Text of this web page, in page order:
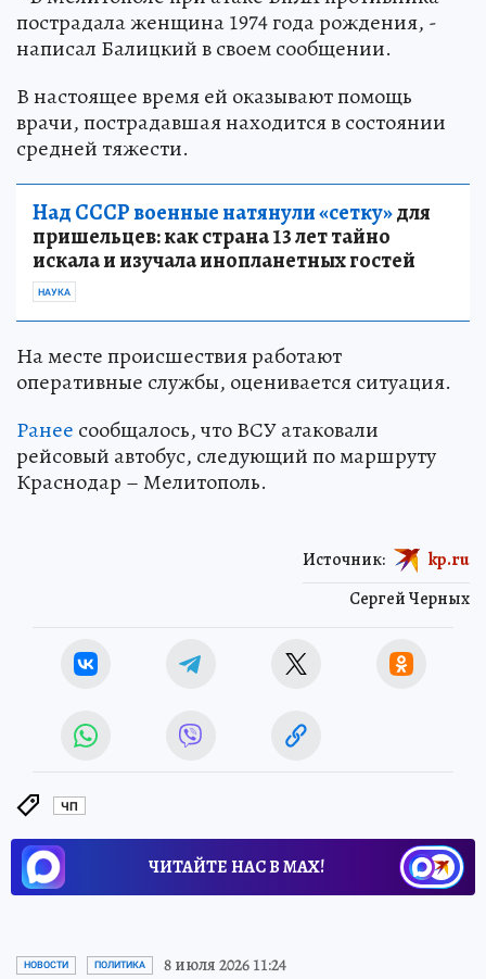
пострадала женщина 1974 года рождения, -
написал Балицкий в своем сообщении.
В настоящее время ей оказывают помощь
врачи, пострадавшая находится в состоянии
средней тяжести.
Над СССР военные натянули «сетку»для
пришельцев: как страна 13 лет тайно
искала и изучала инопланетных гостей
НАУКА
На месте происшествия работают
оперативные службы, оценивается ситуация.
Ранее сообщалось, что ВСУ атаковали
рейсовый автобус, следующий по маршруту
Краснодар – Мелитополь.
Сергей Черных
Источник: kp.ru
ЧП
ЧИТАЙТЕ НАС В МАХ!
НОВОСТИ ПОЛИТИКА 8 июля 2026 11:24